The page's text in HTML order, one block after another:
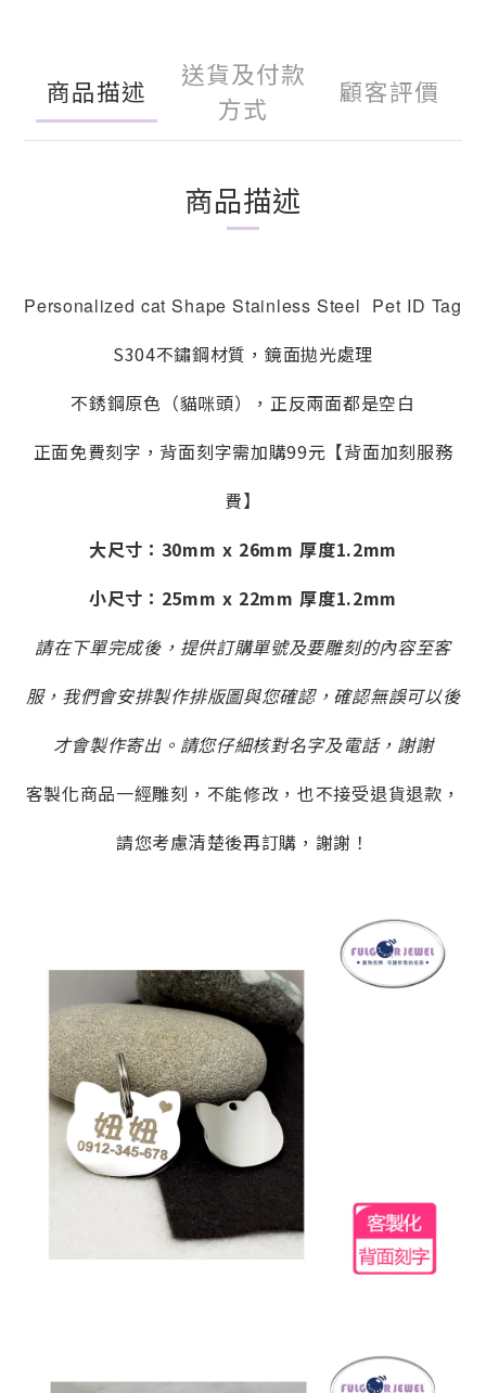
商品描述
送貨及付款
方式
顧客評價
商品描述
Personalized cat Shape Stainless Steel Pet ID Tag
S304不鏽鋼材質，鏡面拋光處理
不銹鋼原色（貓咪頭），正反兩面都是空白
正面免費刻字，背面刻字需加購99元【背面加刻服務
費】
大尺寸：30mm x 26mm 厚度1.2mm
小尺寸：25mm x 22mm 厚度1.2mm
請在下單完成後，提供訂購單號及要雕刻的內容至客
服，我們會安排製作排版圖與您確認，確認無誤可以後
才會製作寄出。請您仔細核對名字及電話，謝謝
客製化商品一經雕刻，不能修改，也不接受退貨退款，
請您考慮清楚後再訂購，謝謝！